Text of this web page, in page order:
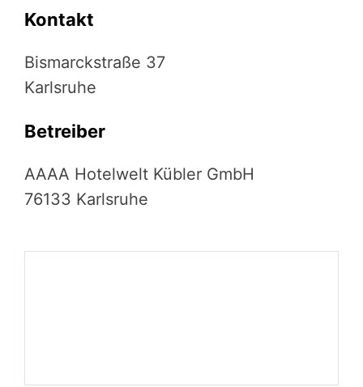
Kontakt
Bismarckstraße 37
Karlsruhe
Betreiber
AAAA Hotelwelt Kübler GmbH
76133 Karlsruhe